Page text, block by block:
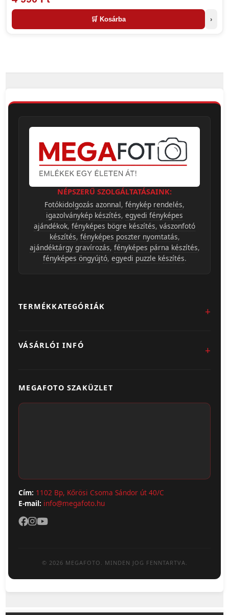
🛒 Kosárba ›
NÉPSZERŰ SZOLGÁLTATÁSAINK:
Fotókidolgozás azonnal, fénykép rendelés,
igazolványkép készítés, egyedi fényképes
ajándékok, fényképes bögre készítés, vászonfotó
készítés, fényképes poszter nyomtatás,
ajándéktárgy gravírozás, fényképes párna készítés,
fényképes öngyújtó, egyedi puzzle készítés.
TERMÉKKATEGÓRIÁK
Fotókidolgozás
Poszter & Falikép
Fotónaptár
VÁSÁRLÓI INFÓ
Szállítás & Fizetés
MEGAFOTO SZAKÜZLET
Cím: 1102 Bp, Kőrösi Csoma Sándor út 40/C
E-mail: info@megafoto.hu
© 2026 MEGAFOTO. MINDEN JOG FENNTARTVA.